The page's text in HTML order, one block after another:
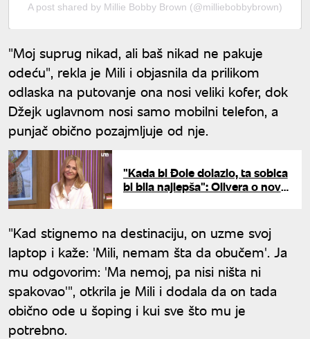
A post shared by Millie Bobby Brown (@milliebobbybrown)
"Moj suprug nikad, ali baš nikad ne pakuje
odeću", rekla je Mili i objasnila da prilikom
odlaska na putovanje ona nosi veliki kofer, dok
Džejk uglavnom nosi samo mobilni telefon, a
punjač obično pozajmljuje od nje.
"Kada bi Đole dolazio, ta sobica
bi bila najlepša": Olivera o novoj
"Kad stignemo na destinaciju, on uzme svoj
laptop i kaže: 'Mili, nemam šta da obučem'. Ja
mu odgovorim: 'Ma nemoj, pa nisi ništa ni
spakovao'", otkrila je Mili i dodala da on tada
obično ode u šoping i kui sve što mu je
potrebno.